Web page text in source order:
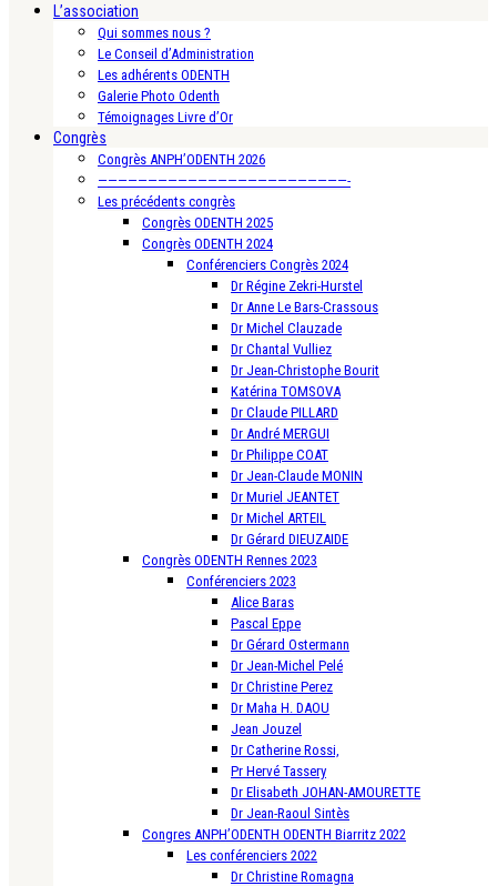
L’association
Qui sommes nous ?
Le Conseil d’Administration
Les adhérents ODENTH
Galerie Photo Odenth
Témoignages Livre d’Or
Congrès
Congrès ANPH’ODENTH 2026
—————————————————————————-
Les précédents congrès
Congrès ODENTH 2025
Congrès ODENTH 2024
Conférenciers Congrès 2024
Dr Régine Zekri-Hurstel
Dr Anne Le Bars-Crassous
Dr Michel Clauzade
Dr Chantal Vulliez
Dr Jean-Christophe Bourit
Katérina TOMSOVA
Dr Claude PILLARD
Dr André MERGUI
Dr Philippe COAT
Dr Jean-Claude MONIN
Dr Muriel JEANTET
Dr Michel ARTEIL
Dr Gérard DIEUZAIDE
Congrès ODENTH Rennes 2023
Conférenciers 2023
Alice Baras
Pascal Eppe
Dr Gérard Ostermann
Dr Jean-Michel Pelé
Dr Christine Perez
Dr Maha H. DAOU
Jean Jouzel
Dr Catherine Rossi,
Pr Hervé Tassery
Dr Elisabeth JOHAN-AMOURETTE
Dr Jean-Raoul Sintès
Congres ANPH’ODENTH ODENTH Biarritz 2022
Les conférenciers 2022
Dr Christine Romagna